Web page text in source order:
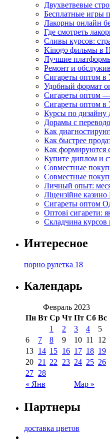
Двухветвевые
Бесплатные игры
Лакорны онлайн
Где смотреть
Сливы курсов:
Kinogo фильмы в
Лучшие
Ремонт и
Сигареты оптом в
Удобный формат
Сигареты оптом —
Сигареты оптом в
Курсы по дизайну
Дорамы с
Как
Как быстрее
Как формируются
Купите диплом и
Совместные
Совместные
Личный опыт:
Ліцензійне
Сигареты оптом
Оптові сигарети:
Складчина
Интересное
порно рулетка 18
Календарь
Февраль 2023
Пн Вт Ср Чт Пт Сб Вс
« Янв Мар »
1 2 3 4
5
6
7 8 9 10 11
12
13 14 15 16 17 18 19
20 21 22 23 24 25 26
27 28
Партнеры
доставка цветов